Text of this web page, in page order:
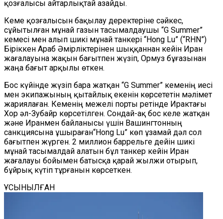
қозғалысы айтарлықтай азайды.
Кеме қозғалысын бақылау деректеріне сәйкес,
сұйытылған мұнай газын тасымалдаушы “G Summer”
кемесі мен алып шикі мұнай танкері “Hong Lu” (“RHN”)
Біріккен Араб Әмірліктерінен шыққаннан кейін Иран
жағалауына жақын бағытпен жүзіп, Ормуз бұғазынан
жаңа бағыт арқылы өткен.
Бос күйінде жүзіп бара жатқан “G Summer” кеменің иесі
мен экипажының қытайлық екенін көрсететін мәлімет
жариялаған. Кеменің межелі порты ретінде Ирактағы
Хор әл-Зубайр көрсетілген. Сондай-ақ бос келе жатқан
және Иранмен байланысы үшін Вашингтонның
санкциясына ұшыраған“Hong Lu” көп ұзамай дәл сол
бағытпен жүрген. 2 миллион баррельге дейін шикі
мұнай тасымалдай алатын бұл танкер кейін Иран
жағалауы бойымен батысқа қарай жылжи отырып,
бұйрық күтіп тұрғанын көрсеткен.
ҰСЫНЫЛҒАН